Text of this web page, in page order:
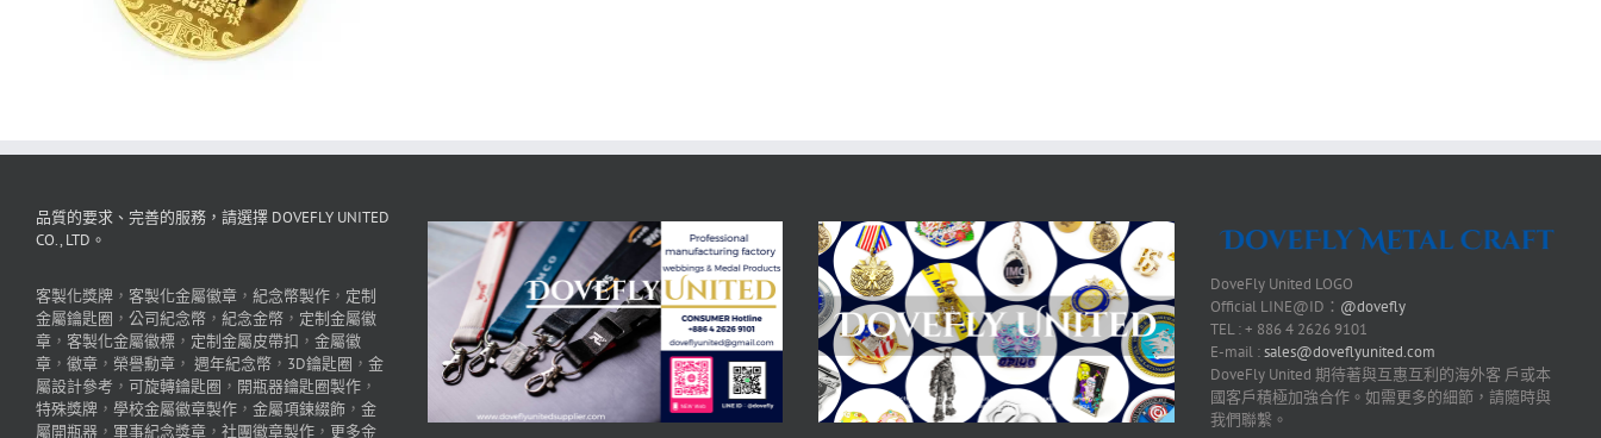
品質的要求、完善的服務，請選擇 DOVEFLY UNITED
CO., LTD。
客製化獎牌 ， 客製化金屬徽章 ， 紀念幣製作 ， 定制
金屬鑰匙圈 ， 公司紀念幣 ， 紀念金幣 ， 定制金屬徽
章 ， 客製化金屬徽標 ， 定制金屬皮帶扣 ， 金屬徽
章 ， 徽章 ， 榮譽勳章 ， 週年紀念幣 ， 3D鑰匙圈 ， 金
屬設計參考 ， 可旋轉鑰匙圈 ， 開瓶器鑰匙圈製作 ，
特殊獎牌 ， 學校金屬徽章製作 ， 金屬項鍊綴飾 ， 金
屬開瓶器 ， 軍事紀念獎章 ， 社團徽章製作 ， 更多金
DoveFly United LOGO
Official LINE@ID： @dovefly
TEL : + 886 4 2626 9101
E-mail :sales@doveflyunited.com
DoveFly United 期待著與互惠互利的海外客 戶或本
國客戶積極加強合作。如需更多的細節，請隨時與
我們聯繫。